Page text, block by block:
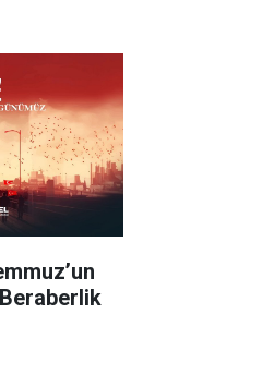
Beraberlik